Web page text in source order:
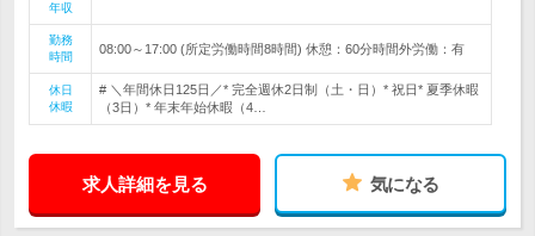
年収
勤務
時間
08:00～17:00 (所定労働時間8時間) 休憩：60分時間外労働：有
休日
休暇
# ＼年間休日125日／* 完全週休2日制（土・日）* 祝日* 夏季休暇
（3日）* 年末年始休暇（4…
求人詳細を見る 気になる